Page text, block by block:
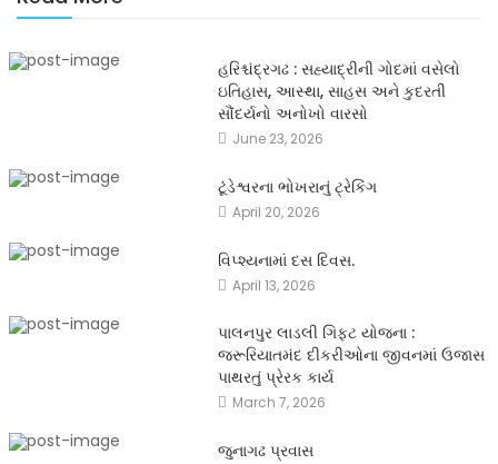
હરિશ્ચંદ્રગઢ : સહ્યાદ્રીની ગોદમાં વસેલો
ઇતિહાસ, આસ્થા, સાહસ અને કુદરતી
સૌંદર્યનો અનોખો વારસો
June 23, 2026
ટૂંડેશ્વરના ભોખરાનું ટ્રેકિંગ
April 20, 2026
વિપ્શ્યનામાં દસ દિવસ.
April 13, 2026
પાલનપુર લાડલી ગિફ્ટ યોજના :
જરૂરિયાતમંદ દીકરીઓના જીવનમાં ઉજાસ
પાથરતું પ્રેરક કાર્ય
March 7, 2026
જુનાગઢ પ્રવાસ